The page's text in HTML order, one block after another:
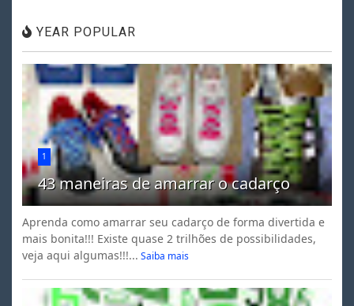
YEAR POPULAR
1
43 maneiras de amarrar o cadarço
Aprenda como amarrar seu cadarço de forma divertida e
mais bonita!!! Existe quase 2 trilhões de possibilidades,
veja aqui algumas!!!... Saiba mais